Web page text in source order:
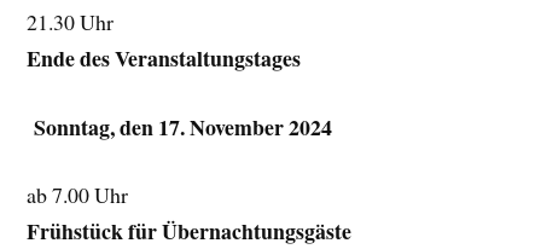
21.30 Uhr
Ende des Veranstaltungstages
Sonntag, den 17. November 2024
ab 7.00 Uhr
Frühstück für Übernachtungsgäste